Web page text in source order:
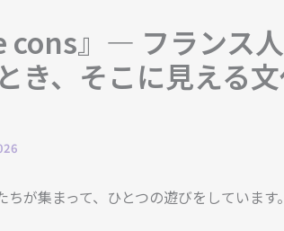
cons』― フランス
き、そこに見える
が集まって、ひとつの遊びをしています